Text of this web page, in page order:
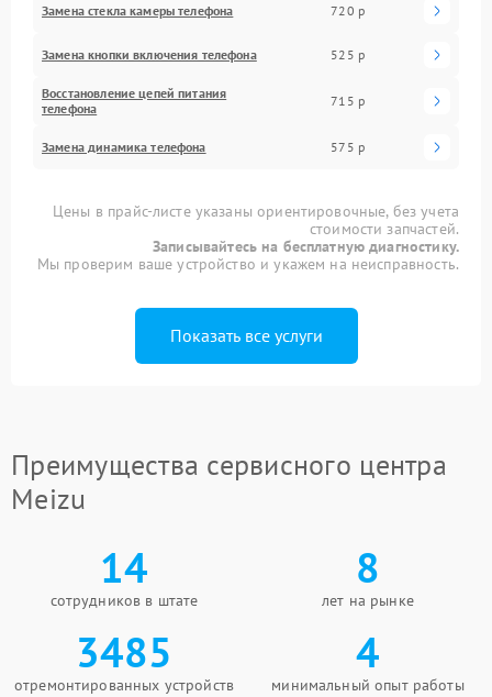
Замена стекла камеры телефона 720 р
Замена кнопки включения телефона 525 р
Восстановление цепей питания
телефона
715 р
Замена динамика телефона 575 р
Цены в прайс-листе указаны ориентировочные, без учета
стоимости запчастей.
Записывайтесь на бесплатную диагностику.
Мы проверим ваше устройство и укажем на неисправность.
Показать все услуги
Преимущества сервисного центра
Meizu
14
сотрудников в штате
8
лет на рынке
3485
отремонтированных устройств
4
минимальный опыт работы